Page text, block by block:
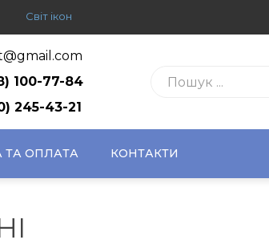
Світ ікон
100-77-84
245-43-21
ТА ОПЛАТА КОНТАКТИ